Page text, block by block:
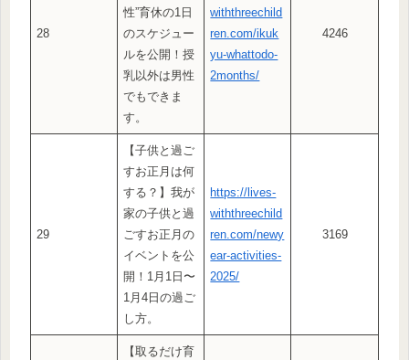
28
性”育休の1日
のスケジュー
ルを公開！授
乳以外は男性
でもできま
す。
withthreechild
ren.com/ikuk
yu-whattodo-
2months/
4246
29
【子供と過ご
すお正月は何
する？】我が
家の子供と過
ごすお正月の
イベントを公
開！1月1日〜
1月4日の過ご
し方。
https://lives-
withthreechild
ren.com/newy
ear-activities-
2025/
3169
【取るだけ育